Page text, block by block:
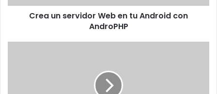
AndroPHP
Crea un servidor Web en tu Android con
AndroPHP